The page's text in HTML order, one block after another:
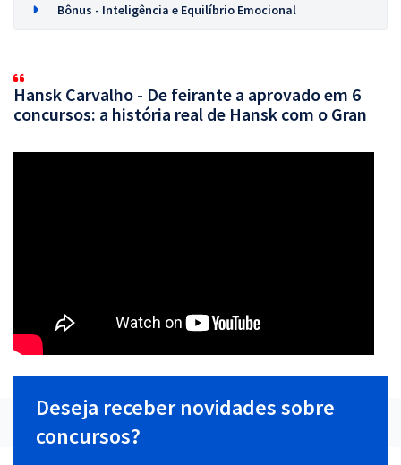
Bônus - Inteligência e Equilíbrio Emocional
Hansk Carvalho - De feirante a aprovado em 6
concursos: a história real de Hansk com o Gran
Deseja receber novidades sobre
concursos?